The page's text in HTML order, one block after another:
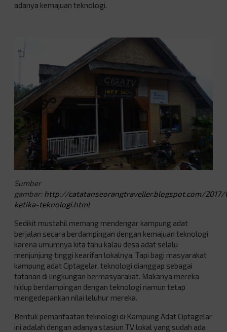
adanya kemajuan teknologi.
Sumber
gambar: http://catatanseorangtraveller.blogspot.com/
ketika-teknologi.html
Sedikit mustahil memang mendengar kampung adat
berjalan secara berdampingan dengan kemajuan teknologi
karena umumnya kita tahu kalau desa adat selalu
menjunjung tinggi kearifan lokalnya. Tapi bagi masyarakat
kampung adat Ciptagelar, teknologi dianggap sebagai
tatanan di lingkungan bermasyarakat. Makanya mereka
hidup berdampingan dengan teknologi namun tetap
mengedepankan nilai leluhur mereka.
Bentuk pemanfaatan teknologi di Kampung Adat Ciptagelar
ini adalah dengan adanya stasiun TV lokal yang sudah ada